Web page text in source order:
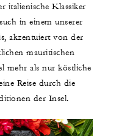
italienische Klassiker
in einem unserer
akzentuiert von der
mauritischen
mehr als nur köstliche
Reise durch die
der Insel.